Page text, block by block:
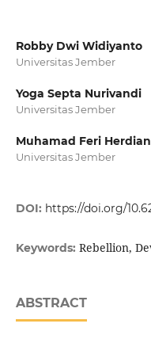
Robby Dwi Widiyanto
Universitas Jember
Yoga Septa Nurivandi
Universitas Jember
Muhamad Feri
Universitas Jember
DOI: https://doi.org/
Keywords: Rebellion,
ABSTRACT